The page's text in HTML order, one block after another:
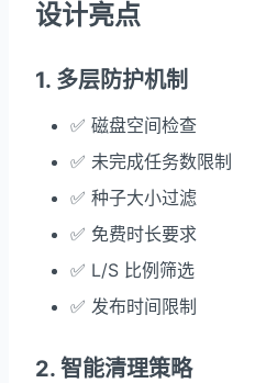
设计亮点
1. 多层防护机制
✅ 磁盘空间检查
✅ 未完成任务数限制
✅ 种子大小过滤
✅ 免费时长要求
✅ L/S 比例筛选
✅ 发布时间限制
2. 智能清理策略